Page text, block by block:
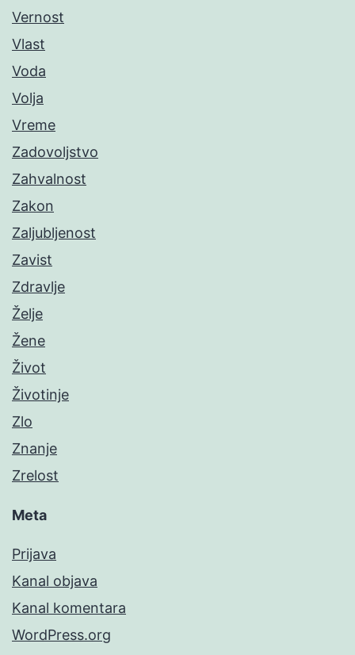
Vernost
Vlast
Voda
Volja
Vreme
Zadovoljstvo
Zahvalnost
Zakon
Zaljubljenost
Zavist
Zdravlje
Želje
Žene
Život
Životinje
Zlo
Znanje
Zrelost
Meta
Prijava
Kanal objava
Kanal komentara
WordPress.org